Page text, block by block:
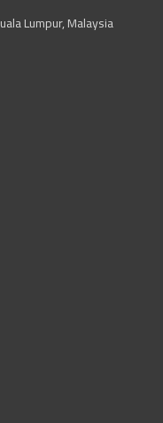
Lumpur, Malaysia